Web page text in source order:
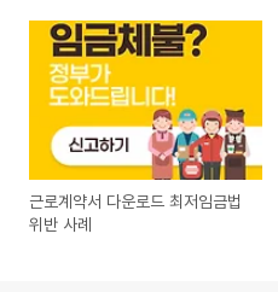
근로계약서 다운로드 최저임금법
위반 사례